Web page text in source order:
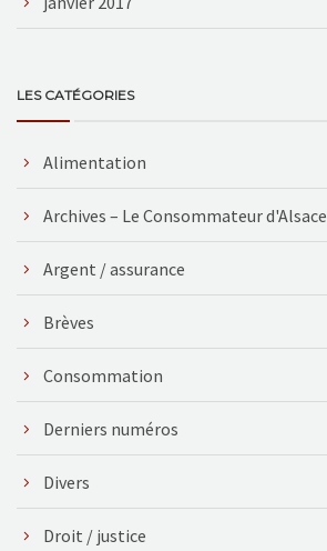
LES CATÉGORIES
Alimentation
Archives – Le Consommateur d'Alsace
Argent / assurance
Brèves
Consommation
Derniers numéros
Divers
Droit / justice